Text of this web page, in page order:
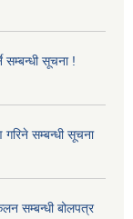
सूचना !
सम्बन्धी सूचना
सम्बन्धी बोलपत्र